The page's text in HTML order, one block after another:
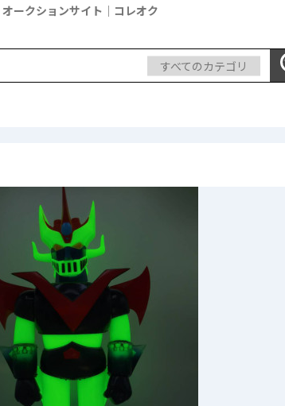
オークションサイト｜コレオク
すべてのカテゴリ